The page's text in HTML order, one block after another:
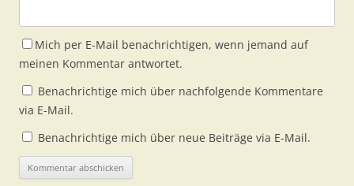
Mich per E-Mail benachrichtigen, wenn jemand auf
meinen Kommentar antwortet.
Benachrichtige mich über nachfolgende Kommentare
via E-Mail.
Benachrichtige mich über neue Beiträge via E-Mail.